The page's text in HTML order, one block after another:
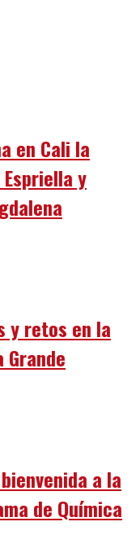
en Cali la
y
y retos en la
a la
de Química